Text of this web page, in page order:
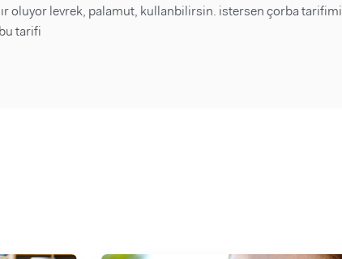
oluyor levrek, palamut, kullanbilirsin. istersen çorba tarifimi
tarifi